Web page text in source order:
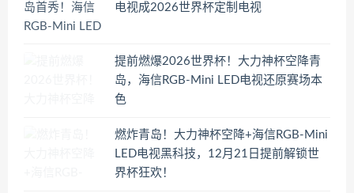
电视成2026世界杯定制电视
提前燃爆2026世界杯！大力神杯空降青
岛，海信RGB-Mini LED电视还原赛场本
色
燃炸青岛！大力神杯空降+海信RGB-Mini
LED电视黑科技，12月21日提前解锁世
界杯狂欢！